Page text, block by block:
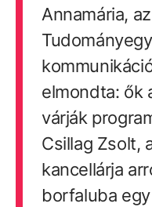
Annamária,
elmondta: ők
várják
Csillag Zsolt,
kancellárja
borfaluba